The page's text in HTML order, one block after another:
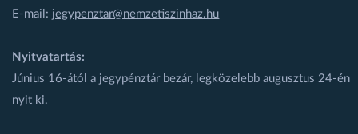
E-mail: jegypenztar@nemzetiszinhaz.hu
Nyitvatartás:
Június 16-ától a jegypénztár bezár, legközelebb augusztus 24-én
nyit ki.